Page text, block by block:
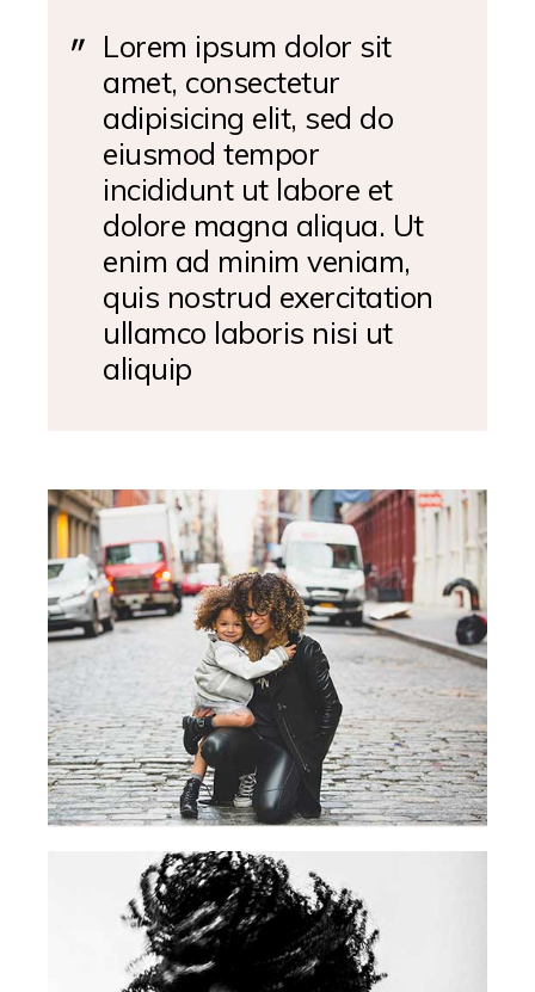
Lorem ipsum dolor sit
amet, consectetur
adipisicing elit, sed do
eiusmod tempor
incididunt ut labore et
dolore magna aliqua. Ut
enim ad minim veniam,
quis nostrud exercitation
ullamco laboris nisi ut
aliquip